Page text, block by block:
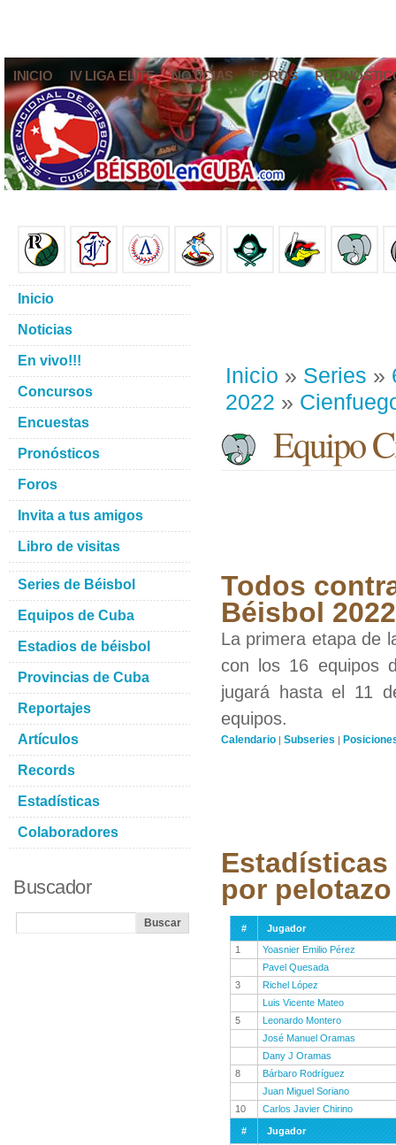
INICIO IV LIGA ELITE NOTICIAS FOROS
Inicio » Series »
2022 »
Equipo
Todos
Béisbol 2022
La primera etapa de
con los 16 equipos
jugará hasta el 11
equipos.
Calendario | Subseries |
Estadísticas
por pelotazo
#
Jugador
1
Yoasnier Emilio Pérez
Pavel Quesada
3
Richel López
Luis Vicente Mateo
5
Leonardo Montero
José Manuel Oramas
Dany J Oramas
8
Bárbaro Rodríguez
Juan Miguel Soriano
10
Carlos Javier Chirino
#
Jugador
Inicio
Noticias
En vivo!!!
Concursos
Encuestas
Pronósticos
Foros
Invita a tus amigos
Libro de visitas
Series de Béisbol
Equipos de Cuba
Estadios de béisbol
Provincias de Cuba
Reportajes
Artículos
Records
Estadísticas
Colaboradores
Buscador